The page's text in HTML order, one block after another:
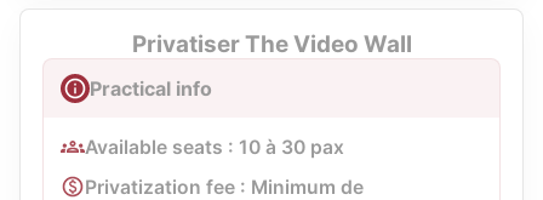
Privatiser The Video Wall
Practical info
Available seats : 10 à 30 pax
Privatization fee : Minimum de